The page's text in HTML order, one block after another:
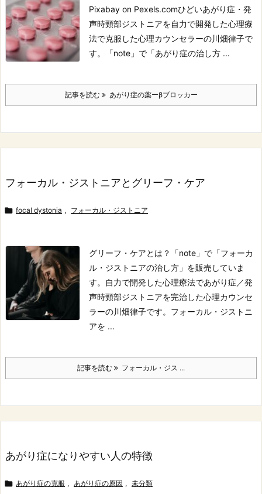
Pixabay on Pexels.comひどいあがり症・発
声時頸部ジストニアを自力で開発した心理療
法で克服した心理カウンセラーの川畑律子で
す。
「note」で「あがり症の治し方 ...
記事を読む あがり症の薬ーβブロッカー
フォーカル・ジストニアとグリーフ・ケア
 focal dystonia , フォーカル・ジストニア
グリーフ・ケアとは？
「note」で「フォーカ
ル・ジストニアの治し方」を販売していま
す。
自力で開発した心理療法であがり症／発
声時頸部ジストニアを完治した心理カウンセ
ラーの川畑律子です。 フォーカル・ジストニ
アを ...
記事を読む フォーカル・ジス ...
あがり症になりやすい人の特徴
 あがり症の克服 , あがり症の原因 , 未分類